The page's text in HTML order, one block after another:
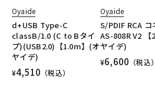
Oyaide
d+USB Type-C
classB/1.0 (C to Bタイ
プ)(USB2.0)【1.0m】(オ
ヤイデ)
¥4,510 （税込）
Oyaide
S/PDIF RCA コ
AS-808R V2
ヤイデ)
¥6,600 （税込）